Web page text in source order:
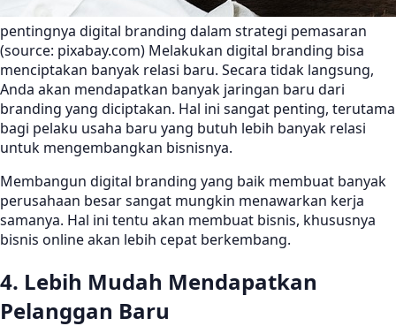
pentingnya digital branding dalam strategi pemasaran
(source: pixabay.com) Melakukan digital branding bisa
menciptakan banyak relasi baru. Secara tidak langsung,
Anda akan mendapatkan banyak jaringan baru dari
branding yang diciptakan. Hal ini sangat penting, terutama
bagi pelaku usaha baru yang butuh lebih banyak relasi
untuk mengembangkan bisnisnya.
Membangun digital branding yang baik membuat banyak
perusahaan besar sangat mungkin menawarkan kerja
samanya. Hal ini tentu akan membuat bisnis, khususnya
bisnis online akan lebih cepat berkembang.
4. Lebih Mudah Mendapatkan
Pelanggan Baru